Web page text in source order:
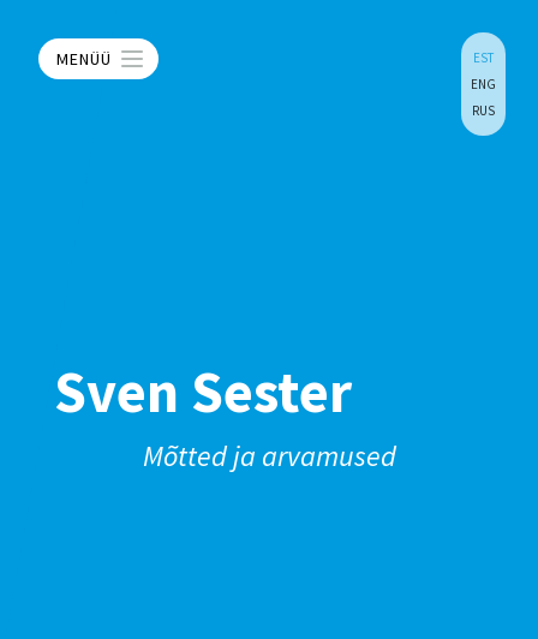
MENÜÜ
EST
ENG
RUS
Sven Sester
Mõtted ja arvamused